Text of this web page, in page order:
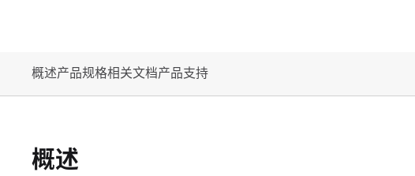
概述产品规格相关文档产品支持
概述